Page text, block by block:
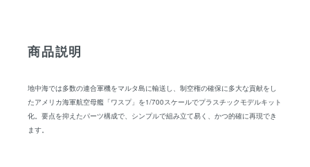
商品説明
地中海では多数の連合軍機をマルタ島に輸送し、制空権の確保に多大な貢献をし
たアメリカ海軍航空母艦「ワスプ」を1/700スケールでプラスチックモデルキット
化。要点を抑えたパーツ構成で、シンプルで組み立て易く、かつ的確に再現でき
ます。